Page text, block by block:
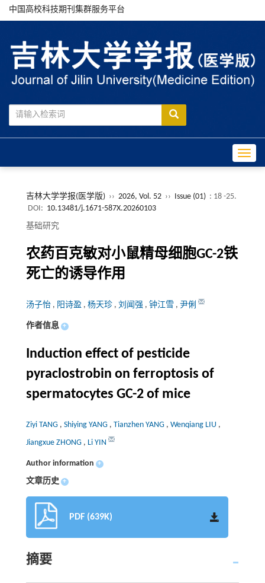
中国高校科技期刊集群服务平台
吉林大学学报(医学版) ›› 2026, Vol. 52 ›› Issue (01) : 18 -25.
DOI: 10.13481/j.1671-587X.20260103
基础研究
农药百克敏对小鼠精母细胞GC-2铁
死亡的诱导作用
汤子怡 , 阳诗盈 , 杨天珍 , 刘闻强 , 钟江雪 , 尹俐
作者信息 +
Induction effect of pesticide
pyraclostrobin on ferroptosis of
spermatocytes GC-2 of mice
Ziyi TANG , Shiying YANG , Tianzhen YANG , Wenqiang LIU ,
Jiangxue ZHONG , Li YIN
Author information +
文章历史 +
PDF (639K)
摘要